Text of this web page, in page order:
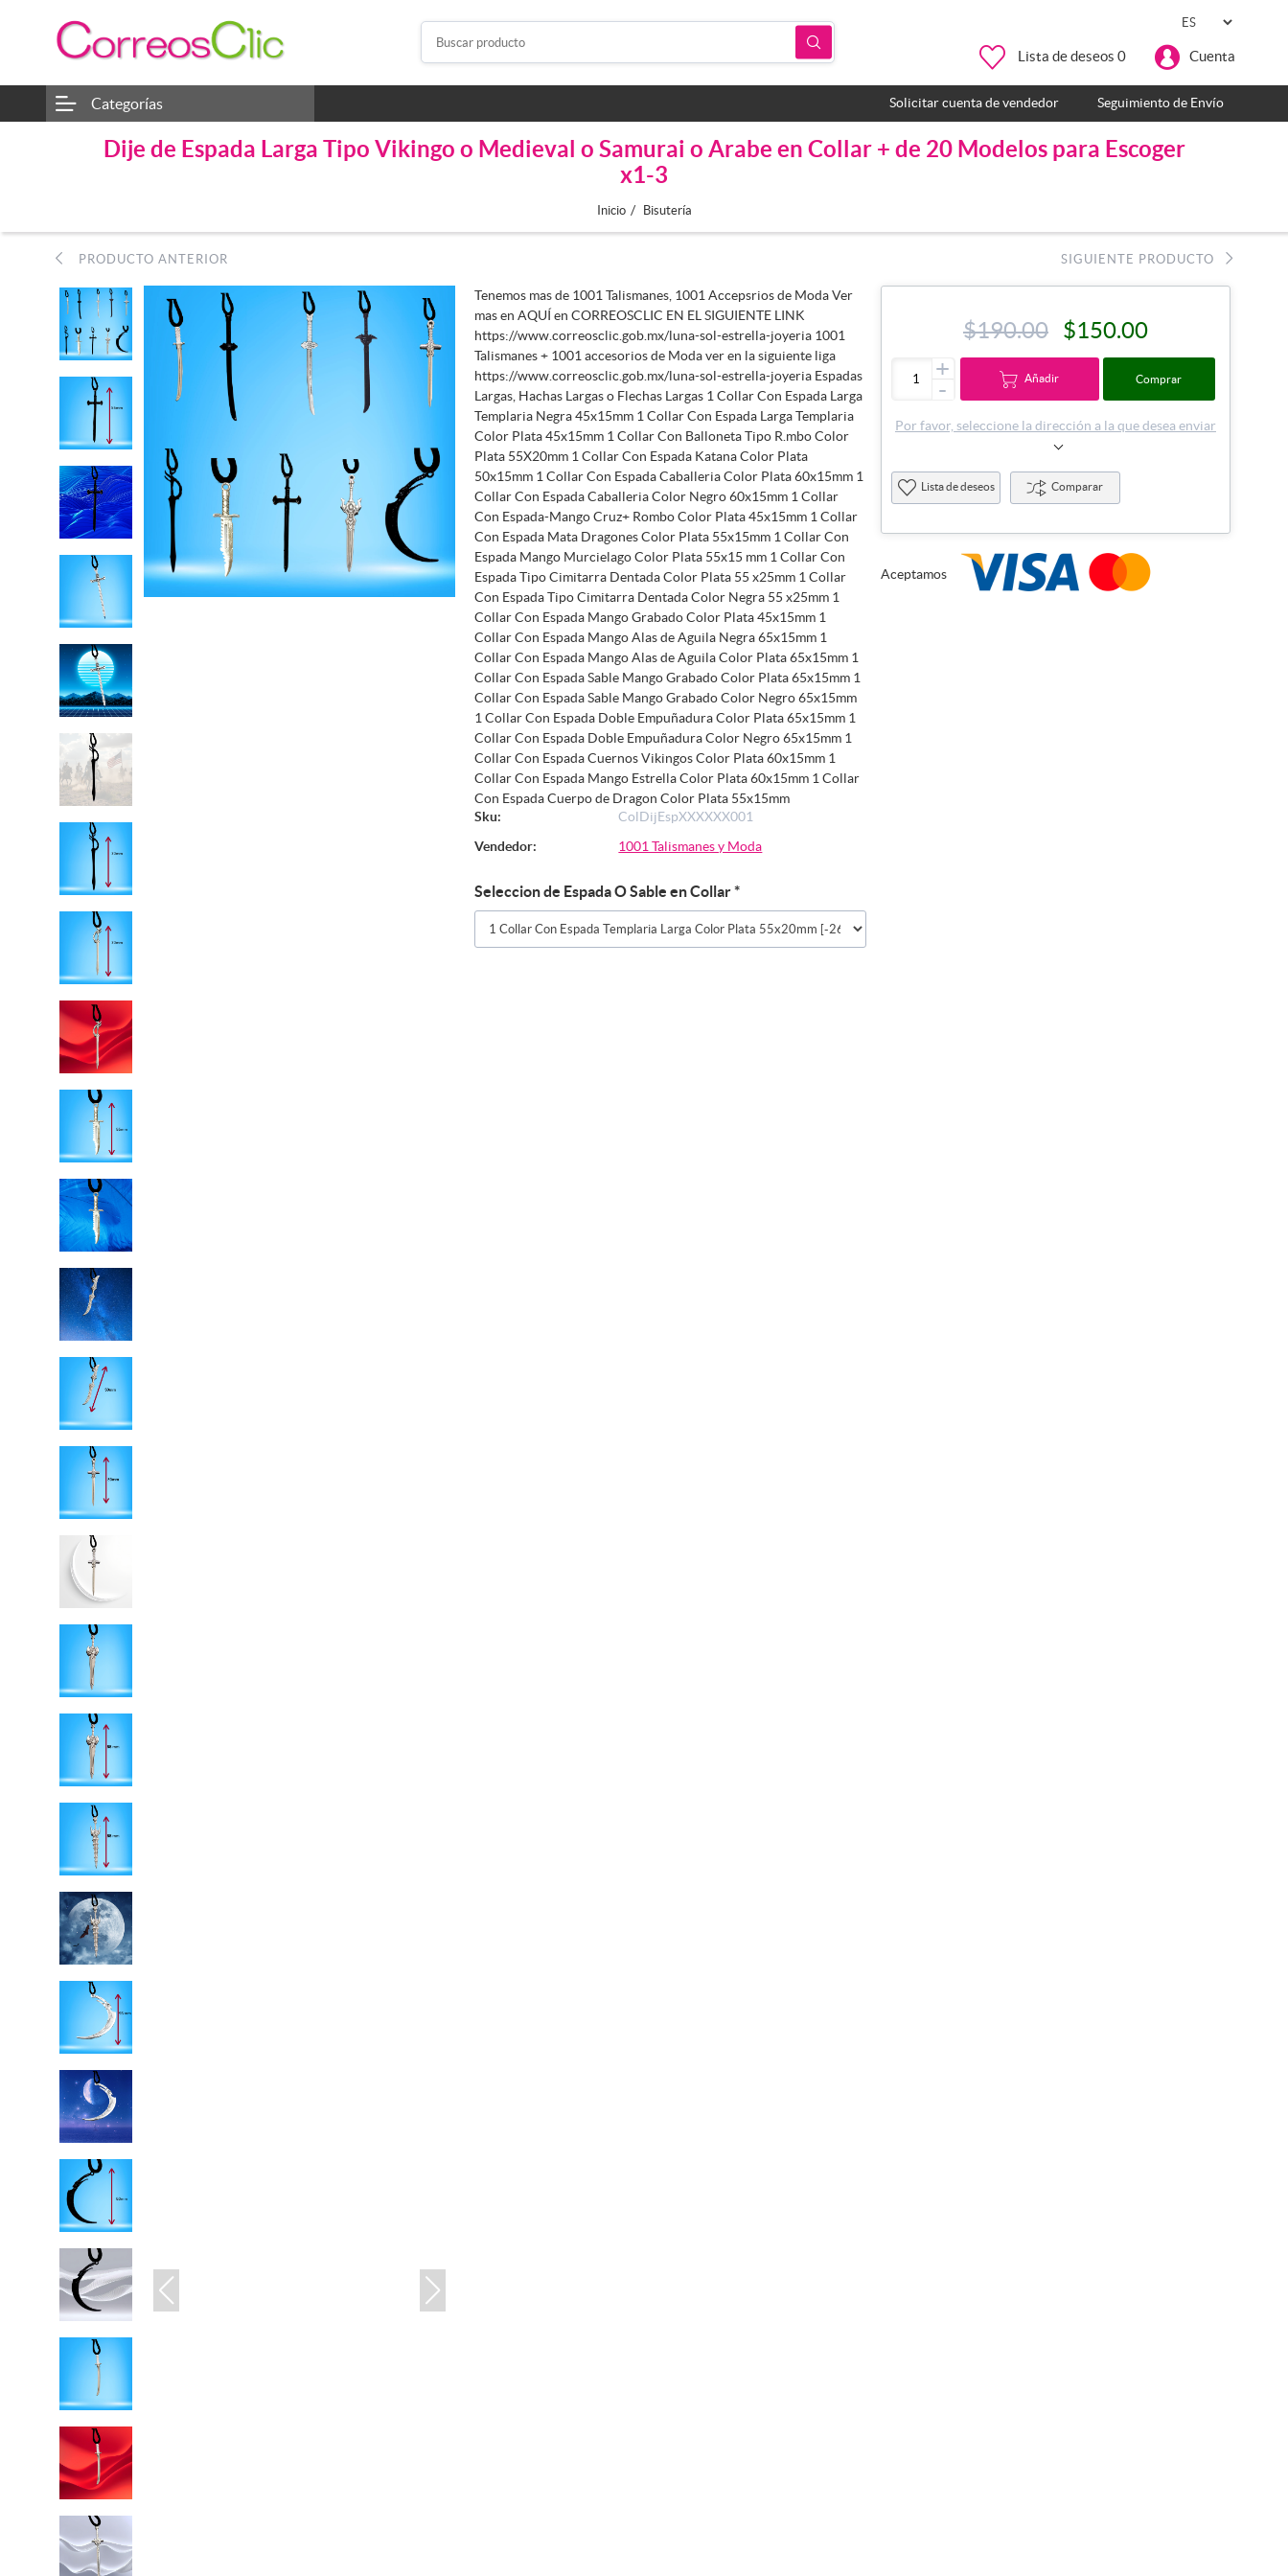
Lista de deseos 0 Cuenta
Categorías Solicitar cuenta de vendedor Seguimiento de Envío
Dije de Espada Larga Tipo Vikingo o Medieval o Samurai o Arabe en Collar + de 20 Modelos para Escoger
x1-3
Inicio / Bisutería
PRODUCTO ANTERIOR SIGUIENTE PRODUCTO
Tenemos mas de 1001 Talismanes, 1001 Accepsrios de Moda Ver
mas en AQUÍ en CORREOSCLIC EN EL SIGUIENTE LINK
https://www.correosclic.gob.mx/luna-sol-estrella-joyeria 1001
Talismanes + 1001 accesorios de Moda ver en la siguiente liga
https://www.correosclic.gob.mx/luna-sol-estrella-joyeria Espadas
Largas, Hachas Largas o Flechas Largas 1 Collar Con Espada Larga
Templaria Negra 45x15mm 1 Collar Con Espada Larga Templaria
Color Plata 45x15mm 1 Collar Con Balloneta Tipo R.mbo Color
Plata 55X20mm 1 Collar Con Espada Katana Color Plata
50x15mm 1 Collar Con Espada Caballeria Color Plata 60x15mm 1
Collar Con Espada Caballeria Color Negro 60x15mm 1 Collar
Con Espada-Mango Cruz+ Rombo Color Plata 45x15mm 1 Collar
Con Espada Mata Dragones Color Plata 55x15mm 1 Collar Con
Espada Mango Murcielago Color Plata 55x15 mm 1 Collar Con
Espada Tipo Cimitarra Dentada Color Plata 55 x25mm 1 Collar
Con Espada Tipo Cimitarra Dentada Color Negra 55 x25mm 1
Collar Con Espada Mango Grabado Color Plata 45x15mm 1
Collar Con Espada Mango Alas de Aguila Negra 65x15mm 1
Collar Con Espada Mango Alas de Aguila Color Plata 65x15mm 1
Collar Con Espada Sable Mango Grabado Color Plata 65x15mm 1
Collar Con Espada Sable Mango Grabado Color Negro 65x15mm
1 Collar Con Espada Doble Empuñadura Color Plata 65x15mm 1
Collar Con Espada Doble Empuñadura Color Negro 65x15mm 1
Collar Con Espada Cuernos Vikingos Color Plata 60x15mm 1
Collar Con Espada Mango Estrella Color Plata 60x15mm 1 Collar
Con Espada Cuerpo de Dragon Color Plata 55x15mm
Sku:
ColDijEspXXXXXX001
Vendedor:
1001 Talismanes y Moda
Seleccion de Espada O Sable en Collar*
$190.00 $150.00
+
- Añadir Comprar
Por favor, seleccione la dirección a la que desea enviar
Lista de deseos Comparar
Aceptamos